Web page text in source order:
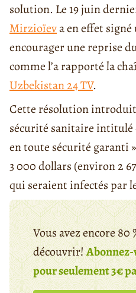
solution. Le 19 juin
Mirzioïeva en effet
encourager une reprise
comme l’a rapporté la
Uzbekistan 24 TV.
Cette résolution
sécurité sanitaire intitulé
en toute sécurité garanti
3 000 dollars (environ 2
qui seraient infectés par
Vous avez encore 80
découvrir!
pour seulement 3€